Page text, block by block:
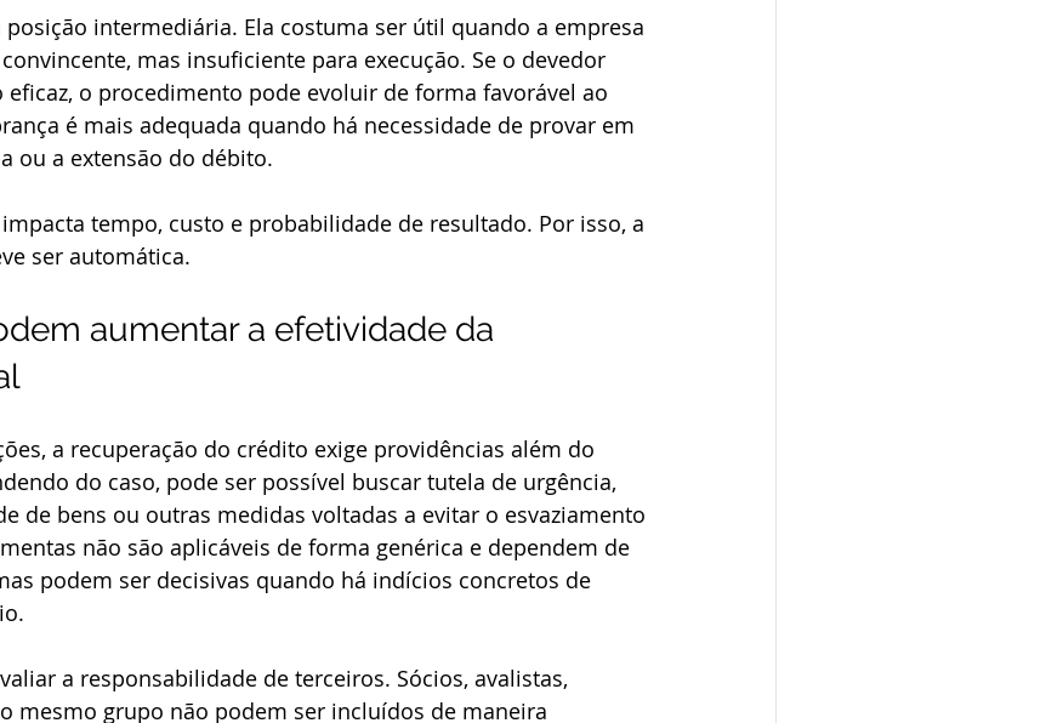
intermediária. Ela costuma ser útil quando a empresa
mas insuficiente para execução. Se o devedor
eficaz, o procedimento pode evoluir de forma favorável ao
é mais adequada quando há necessidade de provar em
ou a extensão do débito.
tempo, custo e probabilidade de resultado. Por isso, a
ser automática.
aumentar a efetividade da
a recuperação do crédito exige providências além do
do caso, pode ser possível buscar tutela de urgência,
de bens ou outras medidas voltadas a evitar o esvaziamento
não são aplicáveis de forma genérica e dependem de
podem ser decisivas quando há indícios concretos de
a responsabilidade de terceiros. Sócios, avalistas,
mesmo grupo não podem ser incluídos de maneira